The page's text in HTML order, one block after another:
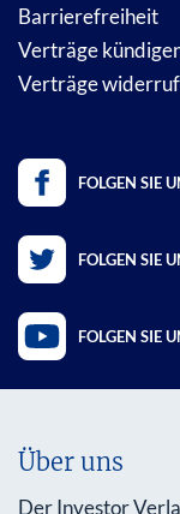
Barrierefreiheit
Verträge
Verträge
FOLGEN SIE
FOLGEN SIE
FOLGEN SIE
Über uns
Der Investor